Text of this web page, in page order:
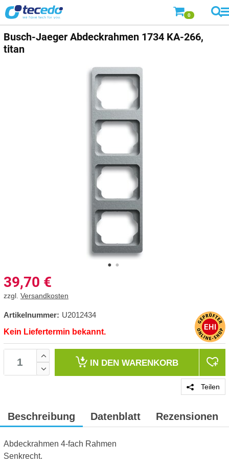
0
Busch-Jaeger Abdeckrahmen 1734 KA-266,
titan
39,70 €
zzgl. Versandkosten
Artikelnummer: U2012434
Kein Liefertermin bekannt.
IN DEN WARENKORB
Teilen
Beschreibung Datenblatt Rezensionen
Abdeckrahmen 4-fach Rahmen
Senkrecht.